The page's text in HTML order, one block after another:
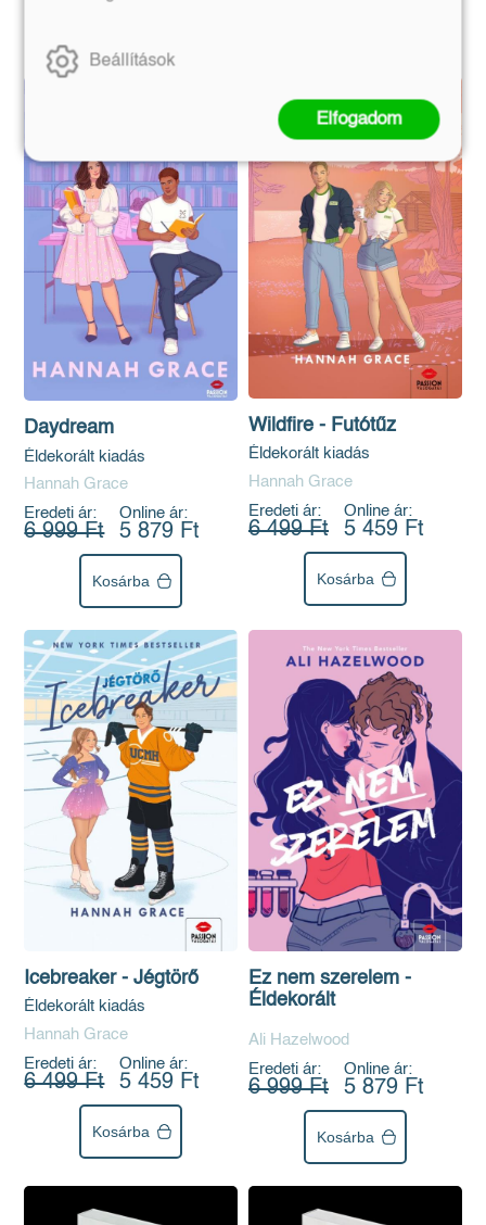
Kosárba
Daydream
Éldekorált kiadás
Hannah Grace
Eredeti ár:
6 999 Ft
Online ár:
5 879 Ft
Kosárba
Wildfire - Futótűz
Éldekorált kiadás
Hannah Grace
Eredeti ár:
6 499 Ft
Online ár:
5 459 Ft
Kosárba
Icebreaker - Jégtörő
Éldekorált kiadás
Hannah Grace
Eredeti ár:
6 499 Ft
Online ár:
5 459 Ft
Kosárba
Ez nem szerelem -
Éldekorált
Ali Hazelwood
Eredeti ár:
6 999 Ft
Online ár:
5 879 Ft
Kosárba
Beállítások
Elfogadom